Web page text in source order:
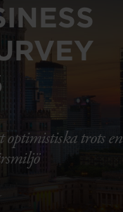
optimistiska trots en